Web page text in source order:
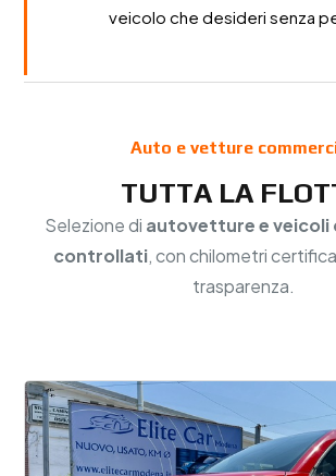
veicolo che desideri senza
Auto e vetture
TUTTA LA
Selezione di autovetture e veicoli
controllati, con chilometri
trasparenza.